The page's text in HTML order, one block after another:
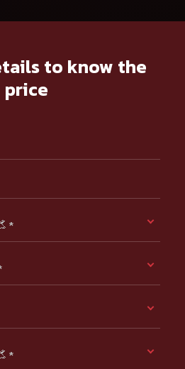
to know the
price